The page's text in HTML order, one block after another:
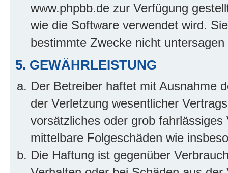
www.phpbb.de zur Verfügung
wie die Software verwendet wird.
bestimmte Zwecke nicht
5. GEWÄHRLEISTUNG
Der Betreiber haftet mit Ausnahme
der Verletzung wesentlicher
vorsätzliches oder grob
mittelbare Folgeschäden wie
Die Haftung ist gegenüber